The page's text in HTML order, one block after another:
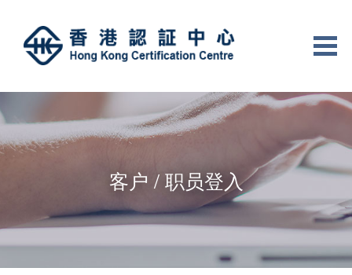
客户 / 职员登入